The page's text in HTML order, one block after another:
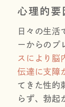
心理的要
日々の生活
ーからのプ
スにより脳
伝達に支障
てきた性的
らず、勃起